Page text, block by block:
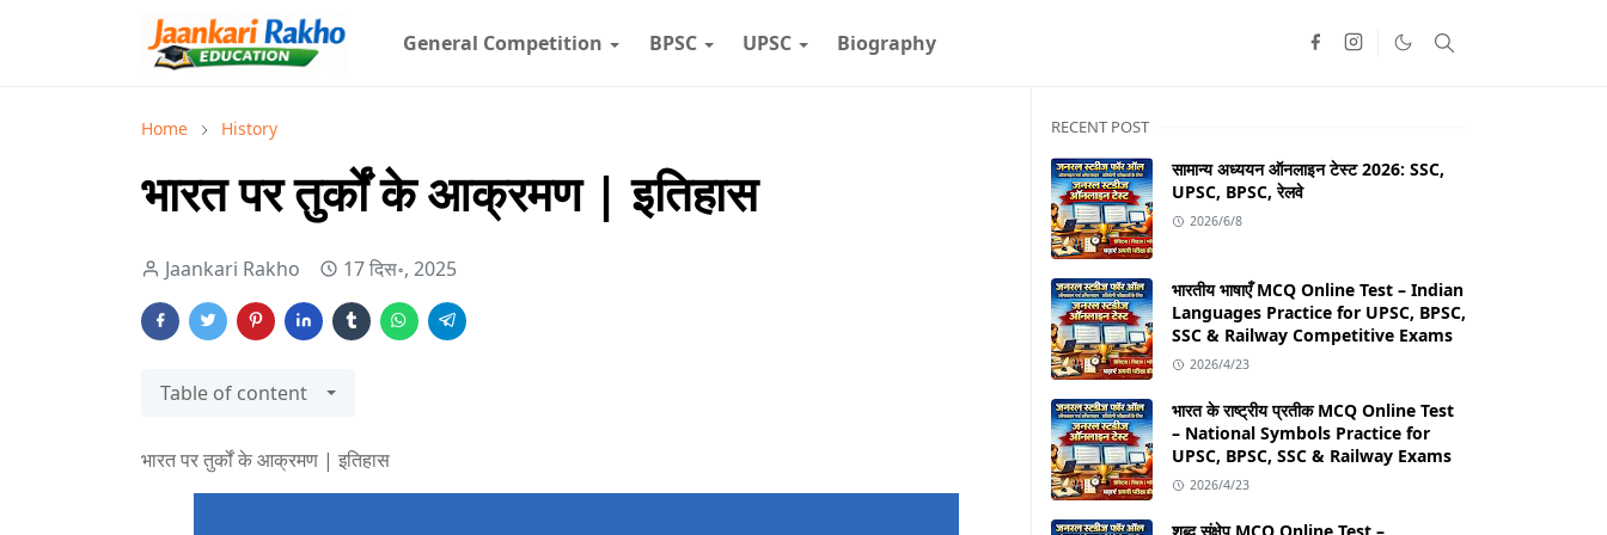
General Competition BPSC UPSC Biography
Home History
भारत पर तुर्कों के आक्रमण | इतिहास
Jaankari Rakho 17 दिस॰, 2025
Table of content
भारत पर तुर्कों के आक्रमण | इतिहास
RECENT POST
सामान्य अध्ययन ऑनलाइन टेस्ट 2026: SSC,
UPSC, BPSC, रेलवे
2026/6/8
भारतीय भाषाएँ MCQ Online Test – Indian
Languages Practice for UPSC, BPSC,
SSC & Railway Competitive Exams
2026/4/23
भारत के राष्ट्रीय प्रतीक MCQ Online Test
– National Symbols Practice for
UPSC, BPSC, SSC & Railway Exams
2026/4/23